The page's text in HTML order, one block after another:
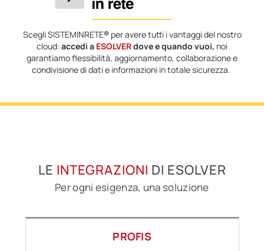
Scegli SISTEMINRETE®per avere tutti i vantaggi del nostro
cloud: accedi a ESOLVERdove e quando vuoi, noi
garantiamo flessibilità, aggiornamento, collaborazione e
condivisione di dati e informazioni in totale sicurezza.
LE INTEGRAZIONI DI ESOLVER
Per ogni esigenza, una soluzione
PROFIS